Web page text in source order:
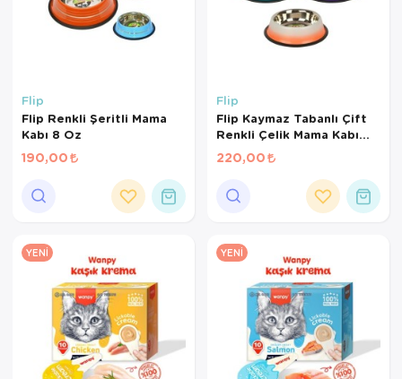
Flip
Flip Renkli Şeritli Mama
Kabı 8 Oz
190,00
Flip
Flip Kaymaz Tabanlı Çift
Renkli Çelik Mama Kabı
240 ml
220,00
YENI YENI